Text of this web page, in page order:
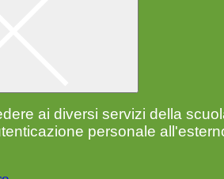
ai diversi servizi della
personale